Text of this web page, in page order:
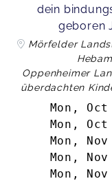
dein
geboren
Mörfelder
Oppenheimer
überdachten
Mon,
Mon,
Mon,
Mon,
Mon,